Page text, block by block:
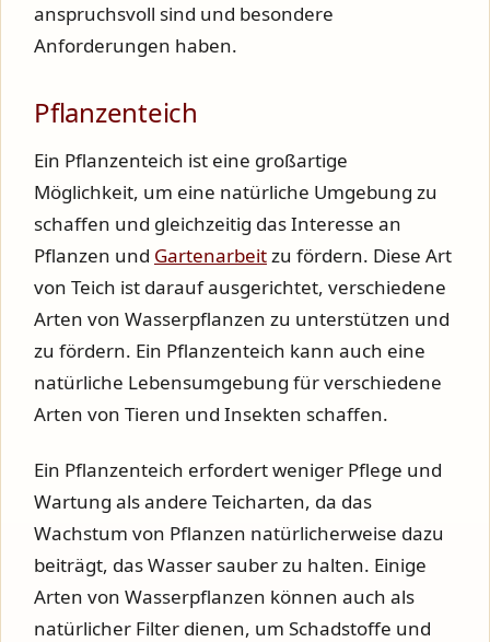
anspruchsvoll sind und besondere
Anforderungen haben.
Pflanzenteich
Ein Pflanzenteich ist eine großartige
Möglichkeit, um eine natürliche Umgebung zu
schaffen und gleichzeitig das Interesse an
Pflanzen und Gartenarbeitzu fördern. Diese Art
von Teich ist darauf ausgerichtet, verschiedene
Arten von Wasserpflanzen zu unterstützen und
zu fördern. Ein Pflanzenteich kann auch eine
natürliche Lebensumgebung für verschiedene
Arten von Tieren und Insekten schaffen.
Ein Pflanzenteich erfordert weniger Pflege und
Wartung als andere Teicharten, da das
Wachstum von Pflanzen natürlicherweise dazu
beiträgt, das Wasser sauber zu halten. Einige
Arten von Wasserpflanzen können auch als
natürlicher Filter dienen, um Schadstoffe und